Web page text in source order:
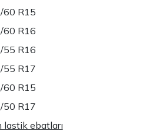
60 R15
60 R16
55 R16
55 R17
60 R15
50 R17
lastik ebatları